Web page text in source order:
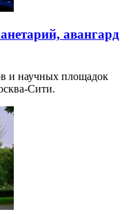
авангард
и научных площадок
Сити.